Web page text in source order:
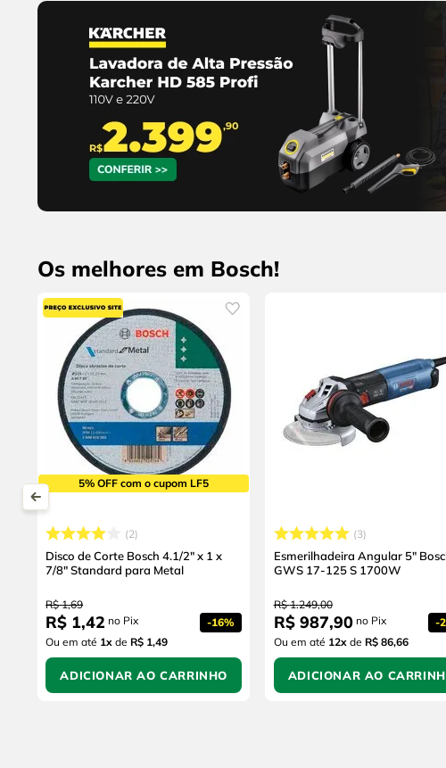
Os melhores em Bosch!
5% OFF com o cupom LF5
2
Disco de Corte Bosch 4.1/2" x 1 x
7/8" Standard para Metal
R$ 1,69
R$ 1,42 no Pix -16%
Ou em até 1x de R$ 1,49
ADICIONAR AO CARRINHO
3
Esmerilhadeira Angular 5"
GWS 17-125 S 1700W
R$ 1.249,00
R$ 987,90no Pix -
Ou em até 12xde R$ 86,66
ADICIONAR AO